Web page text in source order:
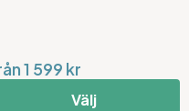
1 599 kr
Välj